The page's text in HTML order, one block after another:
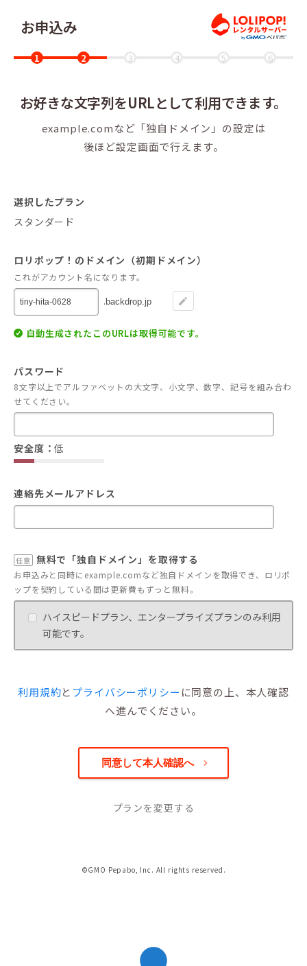
お申込み
お好きな文字列をURLとして利用できます。
example.comなど「独自ドメイン」の設定は
後ほど設定画面で行えます。
選択したプラン
スタンダード
ロリポップ！のドメイン（初期ドメイン）
これがアカウント名になります。
自動生成されたこのURLは取得可能です。
パスワード
8文字以上でアルファベットの大文字、小文字、数字、記号を組み合わ
せてください。
安全度：低
連絡先メールアドレス
任意 無料で「独自ドメイン」を取得する
お申込みと同時にexample.comなど独自ドメインを取得でき、ロリポ
ップを契約している間は更新費もずっと無料。
ハイスピードプラン、エンタープライズプランのみ利用
可能です。
利用規約とプライバシーポリシー に同意の上、本人確認
へ進んでください。
プランを変更する
©GMO Pepabo, Inc. All rights reserved.